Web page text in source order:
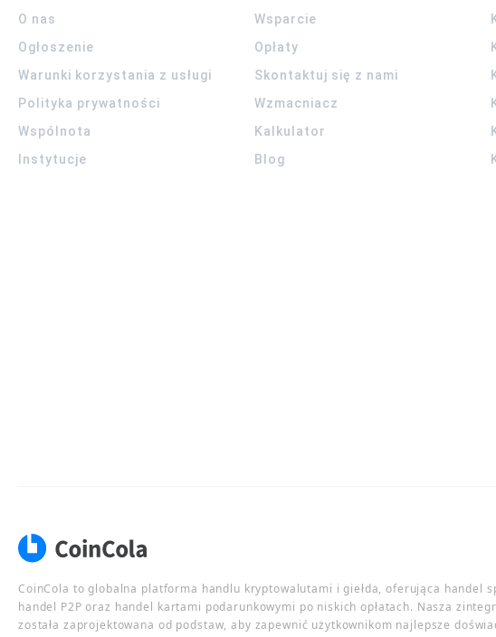
O nas
Ogłoszenie
Warunki korzystania z usługi
Polityka prywatności
Wspólnota
Instytucje
Wsparcie
Opłaty
Skontaktuj się z nami
Wzmacniacz
Kalkulator
Blog
CoinCola to globalna platforma handlu kryptowalutami i giełda, oferująca handel
handel P2P oraz handel kartami podarunkowymi po niskich opłatach. Nasza
została zaprojektowana od podstaw, aby zapewnić użytkownikom najlepsze